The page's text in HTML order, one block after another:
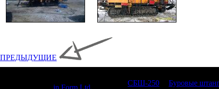
ПРЕДЫДУЩИЕ
in.Form Ltd.
СБШ-250 Буровые